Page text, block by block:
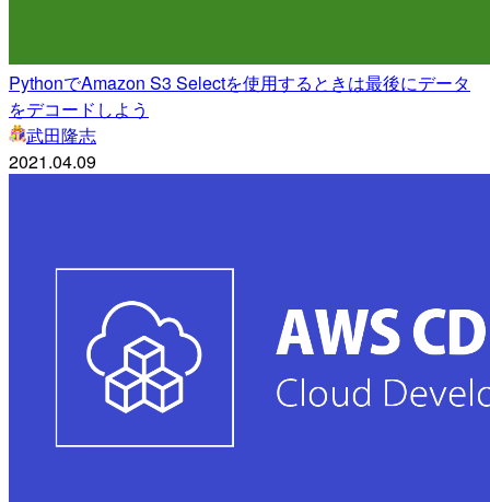
PythonでAmazon S3 Selectを使用するときは最後にデータ
をデコードしよう
武田隆志
2021.04.09